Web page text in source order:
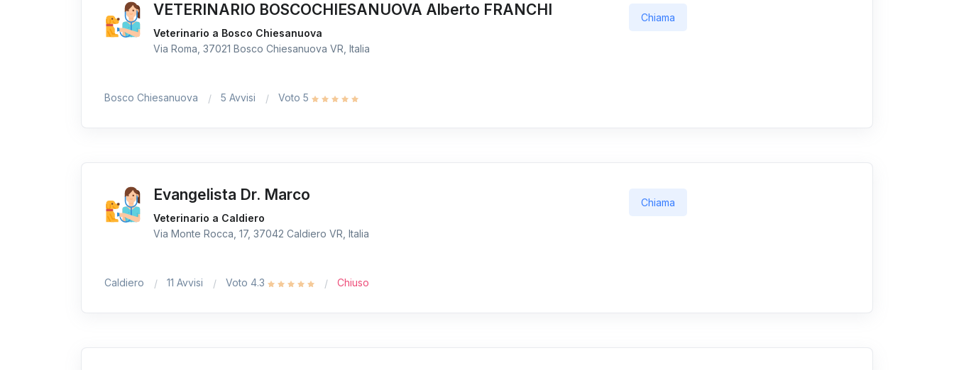
VETERINARIO BOSCOCHIESANUOVA Alberto FRANCHI
Veterinario a Bosco Chiesanuova
Via Roma, 37021 Bosco Chiesanuova VR, Italia
Chiama
Bosco Chiesanuova 5 Avvisi Voto 5
Evangelista Dr. Marco
Veterinario a Caldiero
Via Monte Rocca, 17, 37042 Caldiero VR, Italia
Chiama
Caldiero 11 Avvisi Voto 4.3 Chiuso